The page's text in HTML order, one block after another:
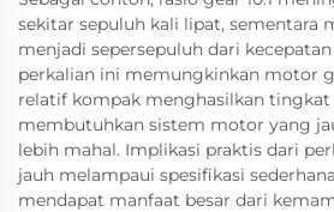
sekitar sepuluh kali lipat, sementara
menjadi sepersepuluh dari
perkalian ini memungkinkan motor
relatif kompak menghasilkan tingkat
membutuhkan sistem motor yang
lebih mahal. Implikasi praktis dari
jauh melampaui spesifikasi
mendapat manfaat besar dari